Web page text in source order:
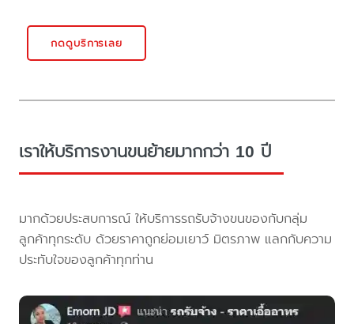
กดดูบริการเลย
เราให้บริการงานขนย้ายมากกว่า 10 ปี
มากด้วยประสบการณ์ ให้บริการรถรับจ้างขนของกับกลุ่ม
ลูกค้าทุกระดับ ด้วยราคาถูกย่อมเยาว์ มิตรภาพ แลกกับความ
ประทับใจของลูกค้าทุกท่าน